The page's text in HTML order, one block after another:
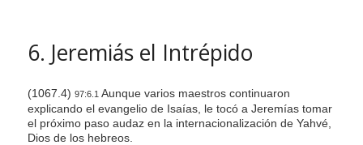
6. Jeremiás el Intrépido
(1067.4) 97:6.1 Aunque varios maestros continuaron
explicando el evangelio de Isaías, le tocó a Jeremías tomar
el próximo paso audaz en la internacionalización de Yahvé,
Dios de los hebreos.